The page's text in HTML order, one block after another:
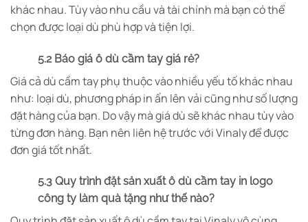
khác nhau. Tùy vào nhu cầu và tài chính mà bạn có thể
chọn được loại dù phù hợp và tiện lợi.
5.2 Báo giá ô dù cầm tay giá rẻ?
Giá cả dù cầm tay phụ thuộc vào nhiều yếu tố khác nhau
như: loại dù, phương pháp in ấn lên vải cũng như số lượng
đặt hàng của bạn. Do vậy mà giá dù sẽ khác nhau tùy vào
từng đơn hàng. Bạn nên liên hệ trước với Vinaly để được
đơn giá tốt nhất.
5.3 Quy trình đặt sản xuất ô dù cầm tay in logo
công ty làm quà tặng như thế nào?